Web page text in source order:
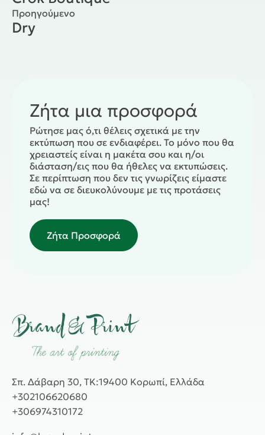
Προηγούμενο
Dry
Σπ. Δάβαρη 30, ΤΚ:19400 Κορωπί, Ελλάδα
+302106620680
+306974310172
Ζήτα μια προσφορά
Ρώτησε μας ό,τι θέλεις σχετικά με την
εκτύπωση που σε ενδιαφέρει. Το μόνο που θα
χρειαστείς είναι η μακέτα σου και η/οι
διάσταση/εις που θα ήθελες να εκτυπώσεις.
Σε περίπτωση που δεν τις γνωρίζεις είμαστε
εδώ να σε διευκολύνουμε με τις προτάσεις
μας!
Ζήτα Προσφορά